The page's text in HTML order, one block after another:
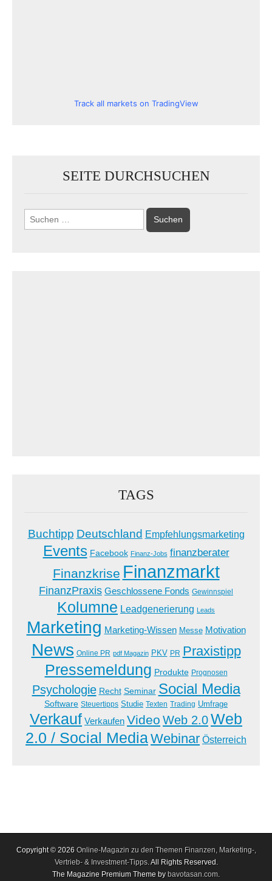
Track all markets on TradingView
SEITE DURCHSUCHEN
Suchen
nach:
TAGS
Buchtipp Deutschland Empfehlungsmarketing
Events Facebook Finanz-Jobs finanzberater
Finanzkrise Finanzmarkt
FinanzPraxis Geschlossene Fonds Gewinnspiel
Kolumne Leadgenerierung Leads
Marketing Marketing-Wissen Messe Motivation
News Online PR pdf Magazin PKV PR Praxistipp
Pressemeldung Produkte Prognosen
Psychologie Recht Seminar Social Media
Software Steuertipps Studie Texten Trading Umfrage
Verkauf Verkaufen Video Web 2.0Web
2.0 / Social MediaWebinar Österreich
Copyright © 2026 Online-Magazin zu den Themen Finanzen, Marketing-,
Vertrieb- & Investment-Tipps. All Rights Reserved.
The Magazine Premium Theme by bavotasan.com.